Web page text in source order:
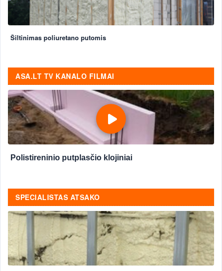
Šiltinimas poliuretano putomis
ASA.LT TV KANALO FILMAI
Polistireninio putplasčio klojiniai
SPECIALISTAS ATSAKO